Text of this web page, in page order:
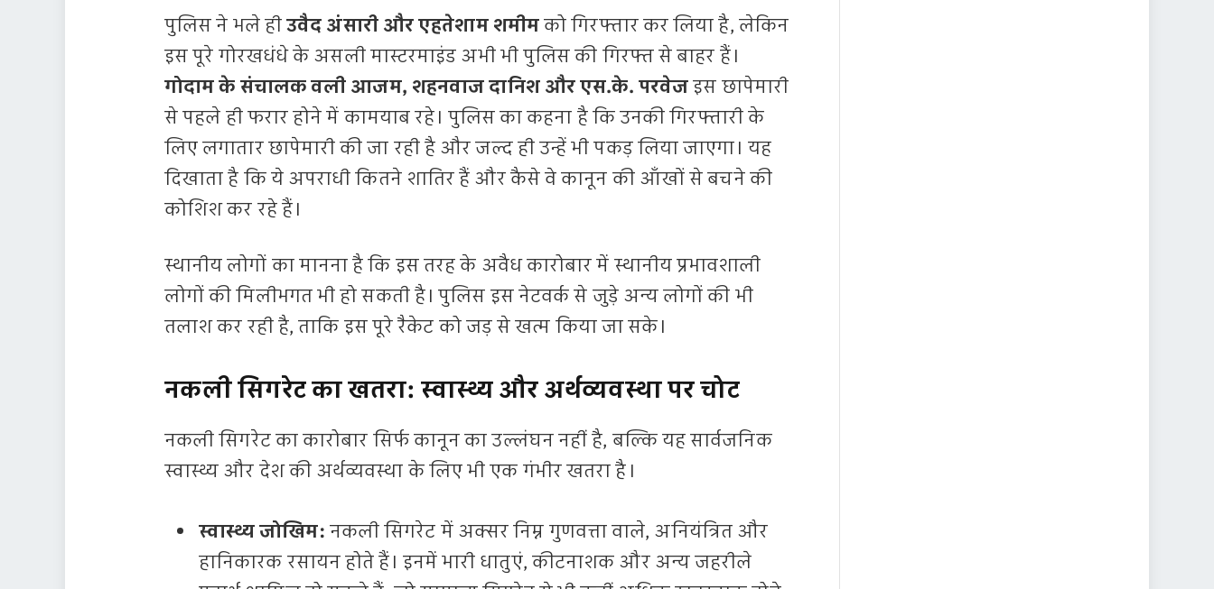
पुलिस ने भले हीउवैद अंसारी और एहतेशाम शमीमको गिरफ्तार कर लिया है, लेकिन
इस पूरे गोरखधंधे के असली मास्टरमाइंड अभी भी पुलिस की गिरफ्त से बाहर हैं।
गोदाम के संचालक वली आजम, शहनवाज दानिश और एस.के. परवेजइस छापेमारी
से पहले ही फरार होने में कामयाब रहे। पुलिस का कहना है कि उनकी गिरफ्तारी के
लिए लगातार छापेमारी की जा रही है और जल्द ही उन्हें भी पकड़ लिया जाएगा। यह
दिखाता है कि ये अपराधी कितने शातिर हैं और कैसे वे कानून की आँखों से बचने की
कोशिश कर रहे हैं।
स्थानीय लोगों का मानना है कि इस तरह के अवैध कारोबार में स्थानीय प्रभावशाली
लोगों की मिलीभगत भी हो सकती है। पुलिस इस नेटवर्क से जुड़े अन्य लोगों की भी
तलाश कर रही है, ताकि इस पूरे रैकेट को जड़ से खत्म किया जा सके।
नकली सिगरेट का खतरा: स्वास्थ्य और अर्थव्यवस्था पर चोट
नकली सिगरेट का कारोबार सिर्फ कानून का उल्लंघन नहीं है, बल्कि यह सार्वजनिक
स्वास्थ्य और देश की अर्थव्यवस्था के लिए भी एक गंभीर खतरा है।
स्वास्थ्य जोखिम: नकली सिगरेट में अक्सर निम्न गुणवत्ता वाले, अनियंत्रित और
हानिकारक रसायन होते हैं। इनमें भारी धातुएं, कीटनाशक और अन्य जहरीले